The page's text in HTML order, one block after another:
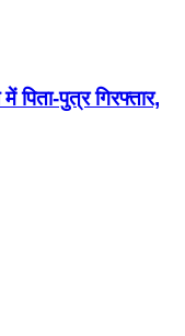
पिता-पुत्र गिरफ्तार,